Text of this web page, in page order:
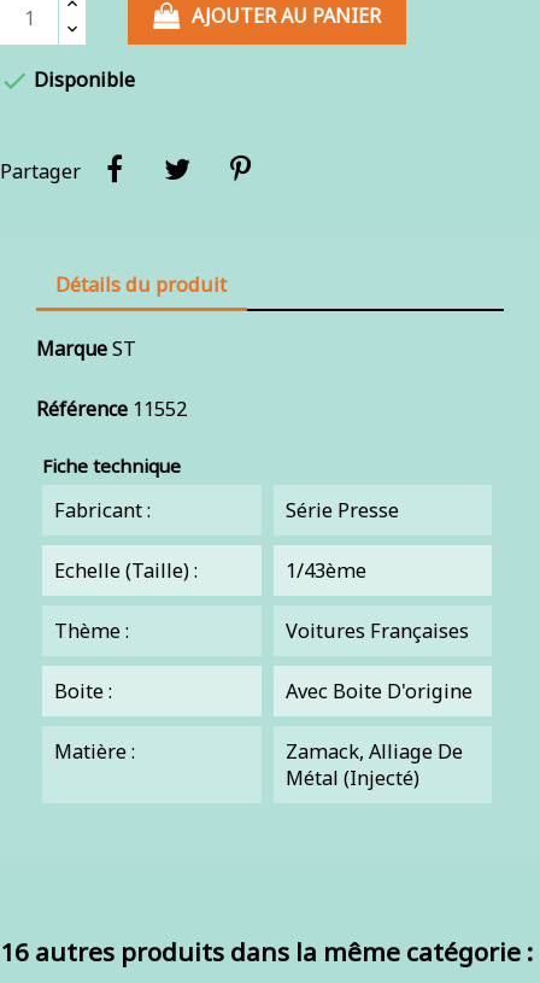
AJOUTER AU PANIER
 Disponible
Partager
Détails du produit
MarqueST
Référence 11552
Fiche technique
Fabricant : Série Presse
Echelle (Taille) : 1/43ème
Thème : Voitures Françaises
Boite : Avec Boite D'origine
Matière :
Zamack, Alliage De
Métal (injecté)
16 autres produits dans la même catégorie :